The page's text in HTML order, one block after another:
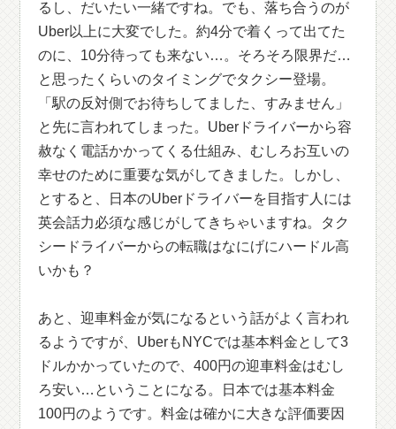
るし、だいたい一緒ですね。でも、落ち合うのが
Uber以上に大変でした。約4分で着くって出てた
のに、10分待っても来ない…。そろそろ限界だ…
と思ったくらいのタイミングでタクシー登場。
「駅の反対側でお待ちしてました、すみません」
と先に言われてしまった。Uberドライバーから容
赦なく電話かかってくる仕組み、むしろお互いの
幸せのために重要な気がしてきました。しかし、
とすると、日本のUberドライバーを目指す人には
英会話力必須な感じがしてきちゃいますね。タク
シードライバーからの転職はなにげにハードル高
いかも？
あと、迎車料金が気になるという話がよく言われ
るようですが、UberもNYCでは基本料金として3
ドルかかっていたので、400円の迎車料金はむし
ろ安い…ということになる。日本では基本料金
100円のようです。料金は確かに大きな評価要因